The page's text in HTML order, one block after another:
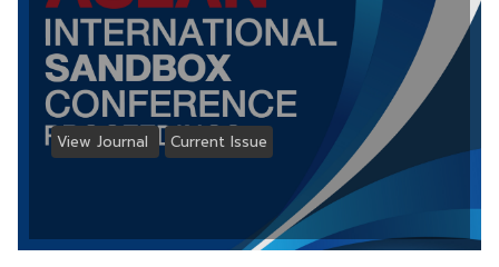
View Journal Current Issue